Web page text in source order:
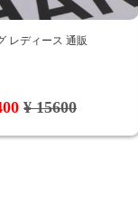
レディース 通販
¥ 15600